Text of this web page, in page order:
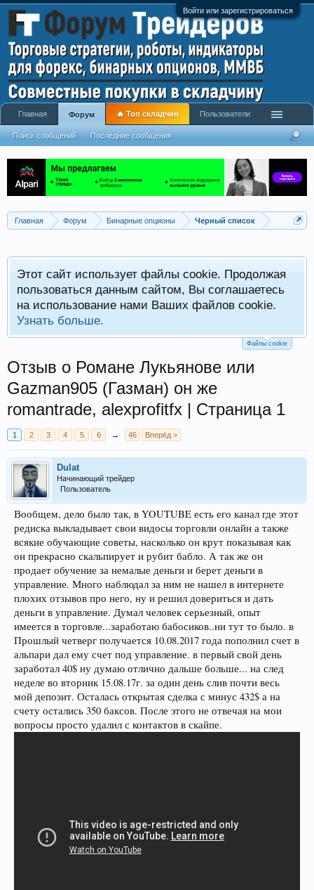
Войти или зарегистрироваться
Главная Форум Бинарные опционы Черный список
Этот сайт использует файлы cookie. Продолжая
пользоваться данным сайтом, Вы соглашаетесь
на использование нами Ваших файлов cookie.
Узнать больше.
Файлы cookie
Отзыв о Романе Лукьянове или
Gazman905 (Газман) он же
romantrade, alexprofitfx | Страница 1
1 2 3 4 5 6 → 46 Вперёд >
Dulat
Начинающий трейдер
Пользователь
Вообщем, дело было так, в YOUTUBE есть его канал где этот
редиска выкладывает свои видосы торговли онлайн а также
всякие обучающие советы, насколько он крут показывая как
он прекрасно скальпирует и рубит бабло. А так же он
продает обучение за немалые деньги и берет деньги в
управление. Много наблюдал за ним не нашел в интернете
плохих отзывов про него, ну и решил довериться и дать
деньги в управление. Думал человек серьезный, опыт
имеется в торговле...заработаю бабосиков..ни тут то было. в
Прошлый четверг получается 10.08.2017 года пополнил счет в
альпари дал ему счет под управление. в первый свой день
заработал 40$ ну думаю отлично дальше больше... на след
неделе во вторник 15.08.17г. за один день слив почти весь
мой депозит. Осталась открытая сделка с минус 432$ а на
счету остались 350 баксов. После этого не отвечая на мои
вопросы просто удалил с контактов в скайпе.
Главная Форум
Поиск сообщений Последние сообщения
🔥 Топ складчин Пользователи